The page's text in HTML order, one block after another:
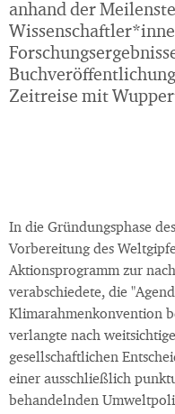
anhand der
Zeitreise mit
In die Gründungsphase
Vorbereitung des
Aktionsprogramm zur
verabschiedete, die
Klimarahmenkonvention
verlangte nach
gesellschaftlichen
einer ausschließlich
behandelnden